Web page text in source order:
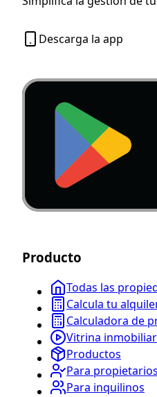
Descarga la app
Producto
Todas las
Calcula tu
Calculadora de
Vitrina
Productos
Para
Para inquilinos